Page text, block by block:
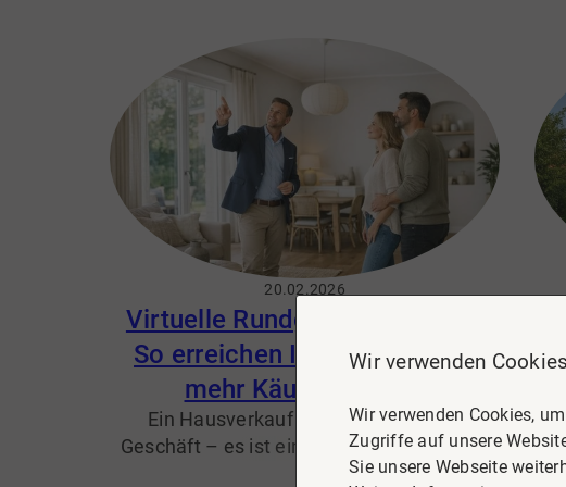
Ihre Immobilie schnell, sicher und zum
bestmöglichen Preis zu verkaufen.
Erfahren Sie hier, wie wir Sie beim Verkauf
unterstützen: Immobilie verkaufen in Celle
20.02.2026
Virtuelle Rundgänge mit 360°:
So erreichen Ihre Immobilien
mehr Käufer in Celle
Ein Hausverkauf ist oft mehr als ein
Geschäft – es ist ein Übergang. Gerade in
Celle, wo viele Eigentümer nach
Wir verwenden
Wir verwenden Cookies,
Zugriffe auf unsere
Sie unsere Webseite